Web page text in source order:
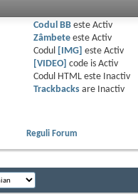
Codul BBeste Activ
Zâmbeteeste Activ
Codul
[IMG] este Activ
[VIDEO]
code is Activ
Codul HTML este
Inactiv
Trackbacksare
Inactiv
Reguli Forum